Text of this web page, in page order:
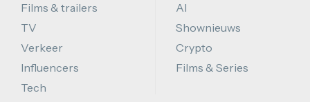
Films & trailers
TV
Verkeer
Influencers
Tech
AI
Shownieuws
Crypto
Films & Series